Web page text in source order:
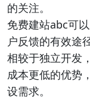
的关注。
免费建站abc可
户反馈的有效途
相较于独立开发
成本更低的优势
设需求。